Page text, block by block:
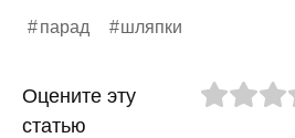
парад шляпки
Оцените эту
статью